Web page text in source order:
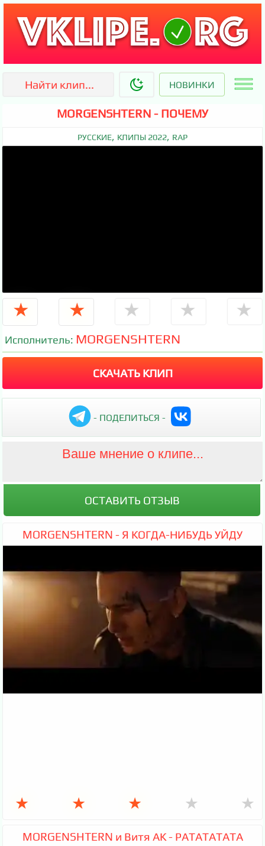
НОВИНКИ
MORGENSHTERN - ПОЧЕМУ
РУССКИЕ, КЛИПЫ 2022, RAP
★ ★ ★ ★ ★
Исполнитель: MORGENSHTERN
СКАЧАТЬ КЛИП
- ПОДЕЛИТЬСЯ -
MORGENSHTERN - Я КОГДА-НИБУДЬ УЙДУ
★ ★ ★ ★ ★
MORGENSHTERN и Витя АК - РАТАТАТАТА